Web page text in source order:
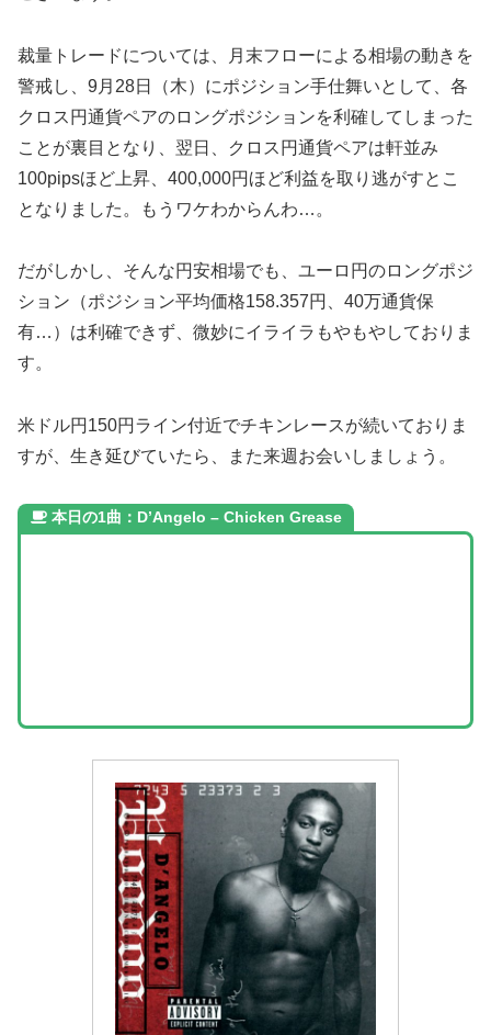
裁量トレードについては、月末フローによる相場の動きを
警戒し、9月28日（木）にポジション手仕舞いとして、各
クロス円通貨ペアのロングポジションを利確してしまった
ことが裏目となり、翌日、クロス円通貨ペアは軒並み
100pipsほど上昇、400,000円ほど利益を取り逃がすとこ
となりました。もうワケわからんわ…。
だがしかし、そんな円安相場でも、ユーロ円のロングポジ
ション（ポジション平均価格158.357円、40万通貨保
有…）は利確できず、微妙にイライラもやもやしておりま
す。
米ドル円150円ライン付近でチキンレースが続いておりま
すが、生き延びていたら、また来週お会いしましょう。
本日の1曲：D’Angelo – Chicken Grease